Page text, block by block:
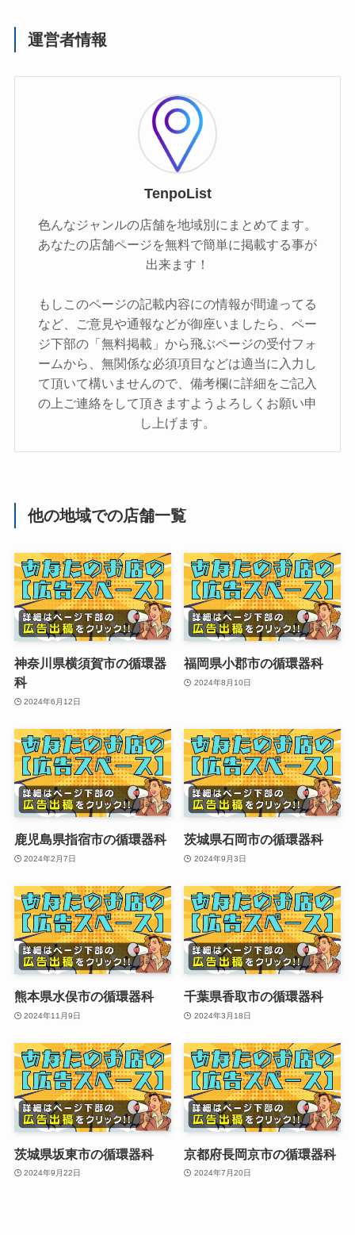
運営者情報
TenpoList
色んなジャンルの店舗を地域別にまとめてます。
あなたの店舗ページを無料で簡単に掲載する事が
出来ます！
もしこのページの記載内容にの情報が間違ってる
など、ご意見や通報などが御座いましたら、ペー
ジ下部の「無料掲載」から飛ぶページの受付フォ
ームから、無関係な必須項目などは適当に入力し
て頂いて構いませんので、備考欄に詳細をご記入
の上ご連絡をして頂きますようよろしくお願い申
し上げます。
他の地域での店舗一覧
神奈川県横須賀市の循環器
科
2024年6月12日
福岡県小郡市の循環器科
2024年8月10日
鹿児島県指宿市の循環器科
2024年2月7日
茨城県石岡市の循環器科
2024年9月3日
熊本県水俣市の循環器科
2024年11月9日
千葉県香取市の循環器科
2024年3月18日
茨城県坂東市の循環器科
2024年9月22日
京都府長岡京市の循環器科
2024年7月20日